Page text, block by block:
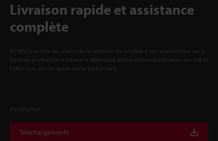
Livraison rapide et assistance
complète
KEYENCE assiste ses clients de la sélection du modèle à son exploitation sur la
ligne de production à travers la délivrance d'instructions d'utilisation sur site et
l'offre d'un service après-vente performant.
Assistance
Téléchargements